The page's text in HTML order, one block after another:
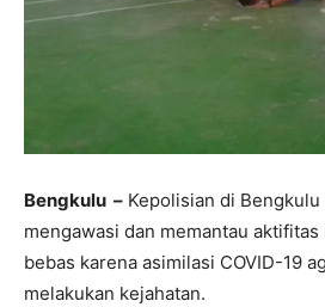
Bengkulu – Kepolisian di
mengawasi dan memantau aktifitas
bebas karena asimilasi COVID-19
melakukan kejahatan.